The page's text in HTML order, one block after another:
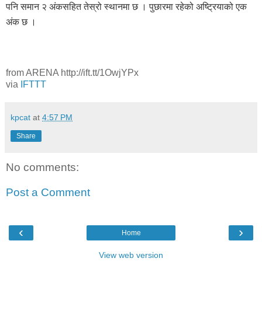
पनि समान २ अंकसहित तेस्रो स्थानमा छ । पुछारमा रहेको अष्ट्रियाको एक
अंक छ ।
from ARENA http://ift.tt/1OwjYPx
via
IFTTT
kpcat at 4:57 PM
Share
No comments:
Post a Comment
‹ ›
Home
View web version